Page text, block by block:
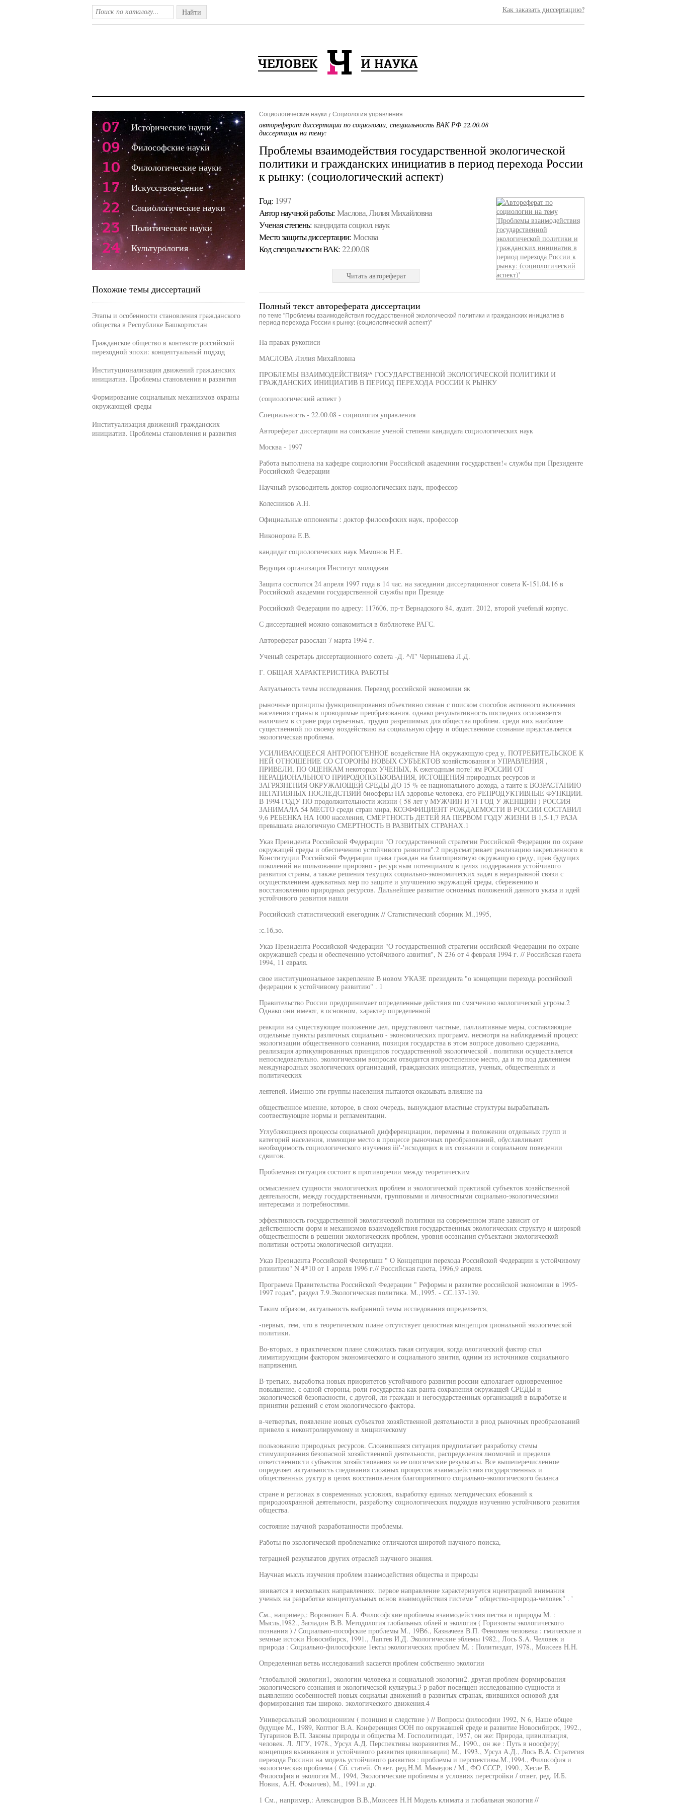
Найти Как заказать диссертацию?
Социологические науки Социология управления
автореферат диссертации по социологии, специальность ВАК РФ 22.00.08
диссертация на тему:
Проблемы взаимодействия государственной экологической
политики и гражданских инициатив в период перехода России
к рынку: (социологический аспект)
Год: 1997
Автор научной работы: Маслова, Лилия Михайловна
Ученая cтепень: кандидата социoл. наук
Место защиты диссертации: Москва
Код cпециальности ВАК: 22.00.08
Читать автореферат
Полный текст автореферата диссертации
по теме "Проблемы взаимодействия государственной экологической политики и гражданских инициатив в
период перехода России к рынку: (социологический аспект)"
На правах рукописи
МАСЛОВА Лилия Михайловна
ПРОБЛЕМЫ ВЗАИМОДЕЙСТВИЯ/^ ГОСУДАРСТВЕННОЙ ЭКОЛОГИЧЕСКОЙ ПОЛИТИКИ И
ГРАЖДАНСКИХ ИНИЦИАТИВ В ПЕРИОД ПЕРЕХОДА РОССИИ К РЫНКУ
(социологический аспект )
Специальность - 22.00.08 - социология управления
Автореферат диссертации на соискание ученой степени кандидата социологических наук
Москва - 1997
Работа выполнена на кафедре социологии Российской академиии государствен!« службы при Президенте
Российской Федерации
Научный руководитель доктор социологических наук, профессор
Колесников А.Н.
Официальные оппоненты : доктор философских наук, профессор
Никонорова Е.В.
кандидат социологических наук Мамонов Н.Е.
Ведущая организация Институт молодежи
Защита состоится 24 апреля 1997 года в 14 час. на заседании диссертационног совета К-151.04.16 в
Российской академии государственной службы при Президе
Российской Федерации по адресу: 117606, пр-т Вернадского 84, аудит. 2012, второй учебный корпус.
С диссертацией можно ознакомиться в библиотеке РАГС.
Автореферат разослан 7 марта 1994 г.
Ученый секретарь диссертационного совета -Д. ^/Г' Чернышева Л.Д.
Г. ОБЩАЯ ХАРАКТЕРИСТИКА РАБОТЫ
Актуальность темы исследования. Перевод российской экономики як
рыночные принципы функционирования объективно связан с поиском способов активного включения
населения страны в проводимые преобразования. однако результативность последних осложняется
наличием в стране ряда серьезных, трудно разрешимых для общества проблем. среди них наиболее
существенной по своему воздействию на социальную сферу и общественное сознание представляется
экологическая проблема.
УСИЛИВАЮЩЕЕСЯ АНТРОПОГЕННОЕ воздействие НА окружающую сред у, ПОТРЕБИТЕЛЬСКОЕ К
НЕЙ ОТНОШЕНИЕ СО СТОРОНЫ НОВЫХ СУБЪЕКТОВ хозяйствования и УПРАВЛЕНИЯ ,
ПРИВЕЛИ, ПО ОЦЕНКАМ некоторых УЧЕНЫХ, К ежегодным поте! ям РОССИИ ОТ
НЕРАЦИОНАЛЬНОГО ПРИРОДОПОЛЬЗОВАНИЯ, ИСТОЩЕНИЯ природных ресурсов и
ЗАГРЯЗНЕНИЯ ОКРУЖАЮЩЕЙ СРЕДЫ ДО 15 % ее национального дохода, а таите к ВОЗРАСТАНИЮ
НЕГАТИВНЫХ ПОСЛЕДСТВИЙ биосферы НА здоровье человека, его РЕПРОДУКТИВНЫЕ ФУНКЦИИ.
В 1994 ГОДУ ПО продолжительности жизни ( 58 лет у МУЖЧИН И 71 ГОД У ЖЕНЩИН ) РОССИЯ
ЗАНИМАЛА 54 МЕСТО среди стран мира, КОЭФФИЦИЕНТ РОЖДАЕМОСТИ В РОССИИ СОСТАВИЛ
9,6 РЕБЕНКА НА 1000 населения, СМЕРТНОСТЬ ДЕТЕЙ ЯА ПЕРВОМ ГОДУ ЖИЗНИ В 1,5-1,7 РАЗА
превышала аналогичную СМЕРТНОСТЬ В РАЗВИТЫХ СТРАНАХ.1
Указ Президента Российской Федерации "О государственной стратегии Российской Федерации по охране
окружащей среды и обеспечению устойчивого развития".2 предусматривает реализацию закрепленного в
Конституции Российской Федерации права граждан на благоприятную окружащую среду, прав будущих
поколений на пользование прирояно - ресурсным потенциалом в целях поддержания устойчивого
развития страны, а также решения текущих социально-экономических задач в неразрывной связи с
осуществлением адекватных мер по защите и улучшению экружащей среды, сбережению и
восстановлению природных ресурсов. Дальнейшее развитие основных положений данного указа и идей
устойчивого развития нашли
Российский статистический ежегодник // Статистический сборник М.,1995,
:с.1б,зо.
Указ Президента Российской Федерации "О государственной стратегии оссийской Федерации по охране
окружавшей среды и обеспечению устойчивого азвития", N 236 от 4 февраля 1994 г. // Российская газета
1994, 11 евраля.
свое институциональное закрепление В новом УКАЗЕ президента "о концепции перехода российской
федерации к устойчивому развитию" . 1
Правительство России предпринимает определенные действия по смягчению экологической угрозы.2
Однако они имеют, в основном, характер определенной
реакции на существующее положение дел, представляют частные, паллиативные меры, составляющие
отдельные пункты различных социально - экономических программ. несмотря на наблюдаемый процесс
экологизации общественного сознания, позиция государства в этом вопросе довольно сдержанна,
реализация артикулированных принципов государственной экологической . политики осуществляется
непоследовательно. экологическим вопросам отводится второстепенное место, да и то под давлением
международных экологических организаций, гражданских инициатив, ученых, общественных и
политических
леятепей. Именно эти группы населения пытаются оказывать влияние на
общественное мнение, которое, в свою очередь, вынуждают властные структуры вырабатывать
соотвествующие нормы и регламентации.
Углубляющиеся процессы социальной дифференциации, перемены в положении отдельных групп и
категорий населения, имеющие место в процессе рыночных преобразований, обуславливают
необходимость социологического изучения iii'-'исходящих в их сознании и социальном поведении
сдвигов.
Проблемная ситуация состоит в противоречии между теоретическим
осмыслением сущности экологических проблем и экологической практикой субъектов хозяйственной
деятельности, между государственными, групповыми и личностными социально-экологическими
интересами и потребностями.
эффективность государственной экологической политики на современном этапе зависит от
действенности форм и механизмов взаимодействия государственных экологических структур и широкой
общественности в решении экологических проблем, уровня осознания субъектами экологической
политики остроты экологической ситуации.
Указ Президента Российской Фелерлшш " О Концепции перехода Российской Федерации к устойчивому
рлзиитию" N 4*10 от 1 апреля 1996 г.// Российская газета, 1996,9 апреля.
Программа Правительства Российской Федерации " Реформы и развитие российской экономики в 1995-
1997 годах", раздел 7.9.Экологическая политика. М.,1995. - СС.137-139.
Таким образом, актуальность выбранной темы исследования определяется,
-первых, тем, что в теоретическом плане отсутствует целостная концепция циональной экологической
политики.
Во-вторых, в практическом плане сложилась такая ситуация, когда ологический фактор стал
лимитирующим фактором экономического и социального звития, одним из источников социального
напряжения.
В-третьих, выработка новых приоритетов устойчивого развития россии едполагает одновременное
повышение, с одной стороны, роли государства как ранта сохранения окружащей СРЕДЫ и
экологической безопасности, с другой, ли граждан и негосударственных организаций в выработке и
принятии решений с етом экологического фактора.
в-четвертых, появление новых субъектов хозяйственной деятельности в риод рыночных преобразований
привело к неконтролируемому и хищническому
пользованию природных ресурсов. Сложившаяся ситуация предполагает разработку стемы
стимулирования безопасной хозяйственной деятельности, распределения лномочий и пределов
ответственности субъектов хозяйствования за ее ологические результаты. Все вышеперечисленное
определяет актуальность следования сложных процессов взаимодействия государственных и
общественных руктур в целях восстановления благоприятного социально-экологического баланса
стране и регионах в современных условиях, выработку единых методических ебований к
природоохранной деятельности, разработку социологических подходов изучению устойчивого развития
общества.
состояние научной разработанности проблемы.
Работы по экологической проблематике отличаются широтой научного поиска,
теграцией результатов других отраслей научного знания.
Научная мысль изучения проблем взаимодействия общества и природы
звивается в нескольких направлениях. первое направление характеризуется нцентрацией внимания
ученых на разработке концептуальных основ взаимодействия гистеме " общество-природа-человек" . '
См., например,: Воронович Б.А. Философские проблемы взаимодействия пества и природы М. :
Мысль,1982., Загладин В.В. Методология глобальных облей и экология ( Горизонты экологического
познания ) / Социально-пософские проблемы М., 19В6., Казначеев В.П. Феномен человека : гмические и
земные истоки Новосибирск, 1991., Лаптев И.Д. Экологические эблемы 1982., Лось S.A. Человек и
природа : Социально-философские 1екты экологических проблем М. : Политиздат, 1978., Моисеев H.H.
Определенная ветвь исследований касается проблем собственно экологии
^глобальной экологии1, экологии человека и социальной экологии2. другая проблем формирования
экологического сознания и экологической культуры.3 р работ посвящен исследованию сущности и
выявлению особенностей новых социальн движений в развитых странах, явившихся основой для
формирования там широко. экологического движения.4
Универсальный эволюционизм ( позиция и следствие ) // Вопросы философии 1992, N 6, Наше общее
будущее М., 1989, Коптюг В.А. Конференция ООН по окружавшей среде и развитие Новосибирск, 1992.,
Тугаринов В.П. Законы природы и общества М. Госполитиздат, 1957, он же: Природа, цивилизация,
человек. Л. ЛГУ, 1978., Урсул А.Д. Перспективы зкоразвития М., 1990., он же : Путь в ноосферу(
концепция выживания и устойчивого развития цивилизации) М., 1993., Урсул А.Д., Лось В.А. Стратегия
перехода Россини на модель устойчивого развития : проблемы и перспективы.М.,1994., Философия и
экологическая проблема ( Сб. статей. Ответ. ред.Н.М. Маыедов / М., ФО СССР, 1990., Хесле В.
Философия и экология М., 1994, Экологические проблемы в условиях перестройки / ответ, ред. И.Б.
Новик, А.Н. Фоыичев), М., 1991.и др.
1 См., например,: Александров В.В.,Моисеев Н.Н Модель климата и глобальная экология //
07 Исторические науки
09 Философские науки
10 Филологические науки
17 Искусствоведение
22 Социологические науки
23 Политические науки
24 Культурология
Похожие темы диссертаций
Этапы и особенности становления гражданского
общества в Республике Башкортостан
Гражданское общество в контексте российской
переходной эпохи: концептуальный подход
Институционализация движений гражданских
инициатив. Проблемы становления и развития
Формирование социальных механизмов охраны
окружающей среды
Институализация движений гражданских
инициатив. Проблемы становления и развития